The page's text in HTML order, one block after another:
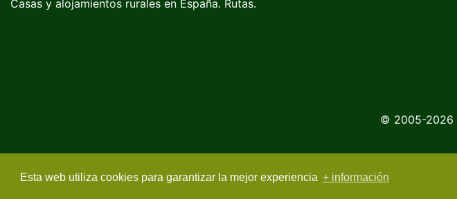
Esta web utiliza cookies para garantizar la mejor experiencia + información
Casas y alojamientos rurales en España. Rutas.
© 2005-2026